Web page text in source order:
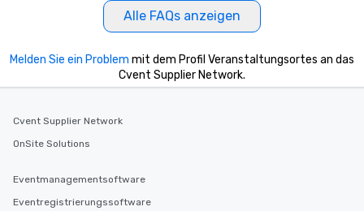
Alle FAQs anzeigen
Melden Sie ein Problem mit dem Profil Veranstaltungsortes an das
Cvent Supplier Network.
Cvent Supplier Network
OnSite Solutions
Eventmanagementsoftware
Eventregistrierungssoftware